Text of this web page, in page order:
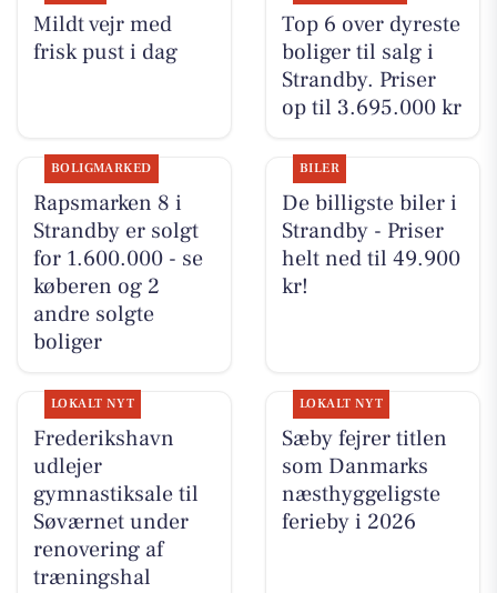
Mildt vejr med
frisk pust i dag
Top 6 over dyreste
boliger til salg i
Strandby. Priser
op til 3.695.000 kr
BOLIGMARKED
Rapsmarken 8 i
Strandby er solgt
for 1.600.000 - se
køberen og 2
andre solgte
boliger
BILER
De billigste biler i
Strandby - Priser
helt ned til 49.900
kr!
LOKALT NYT
Frederikshavn
udlejer
gymnastiksale til
Søværnet under
renovering af
træningshal
LOKALT NYT
Sæby fejrer titlen
som Danmarks
næsthyggeligste
ferieby i 2026